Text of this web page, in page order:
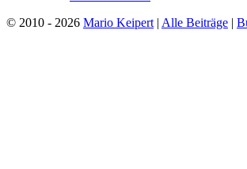
© 2010 - 2026 Mario Keipert| Alle Beiträge |